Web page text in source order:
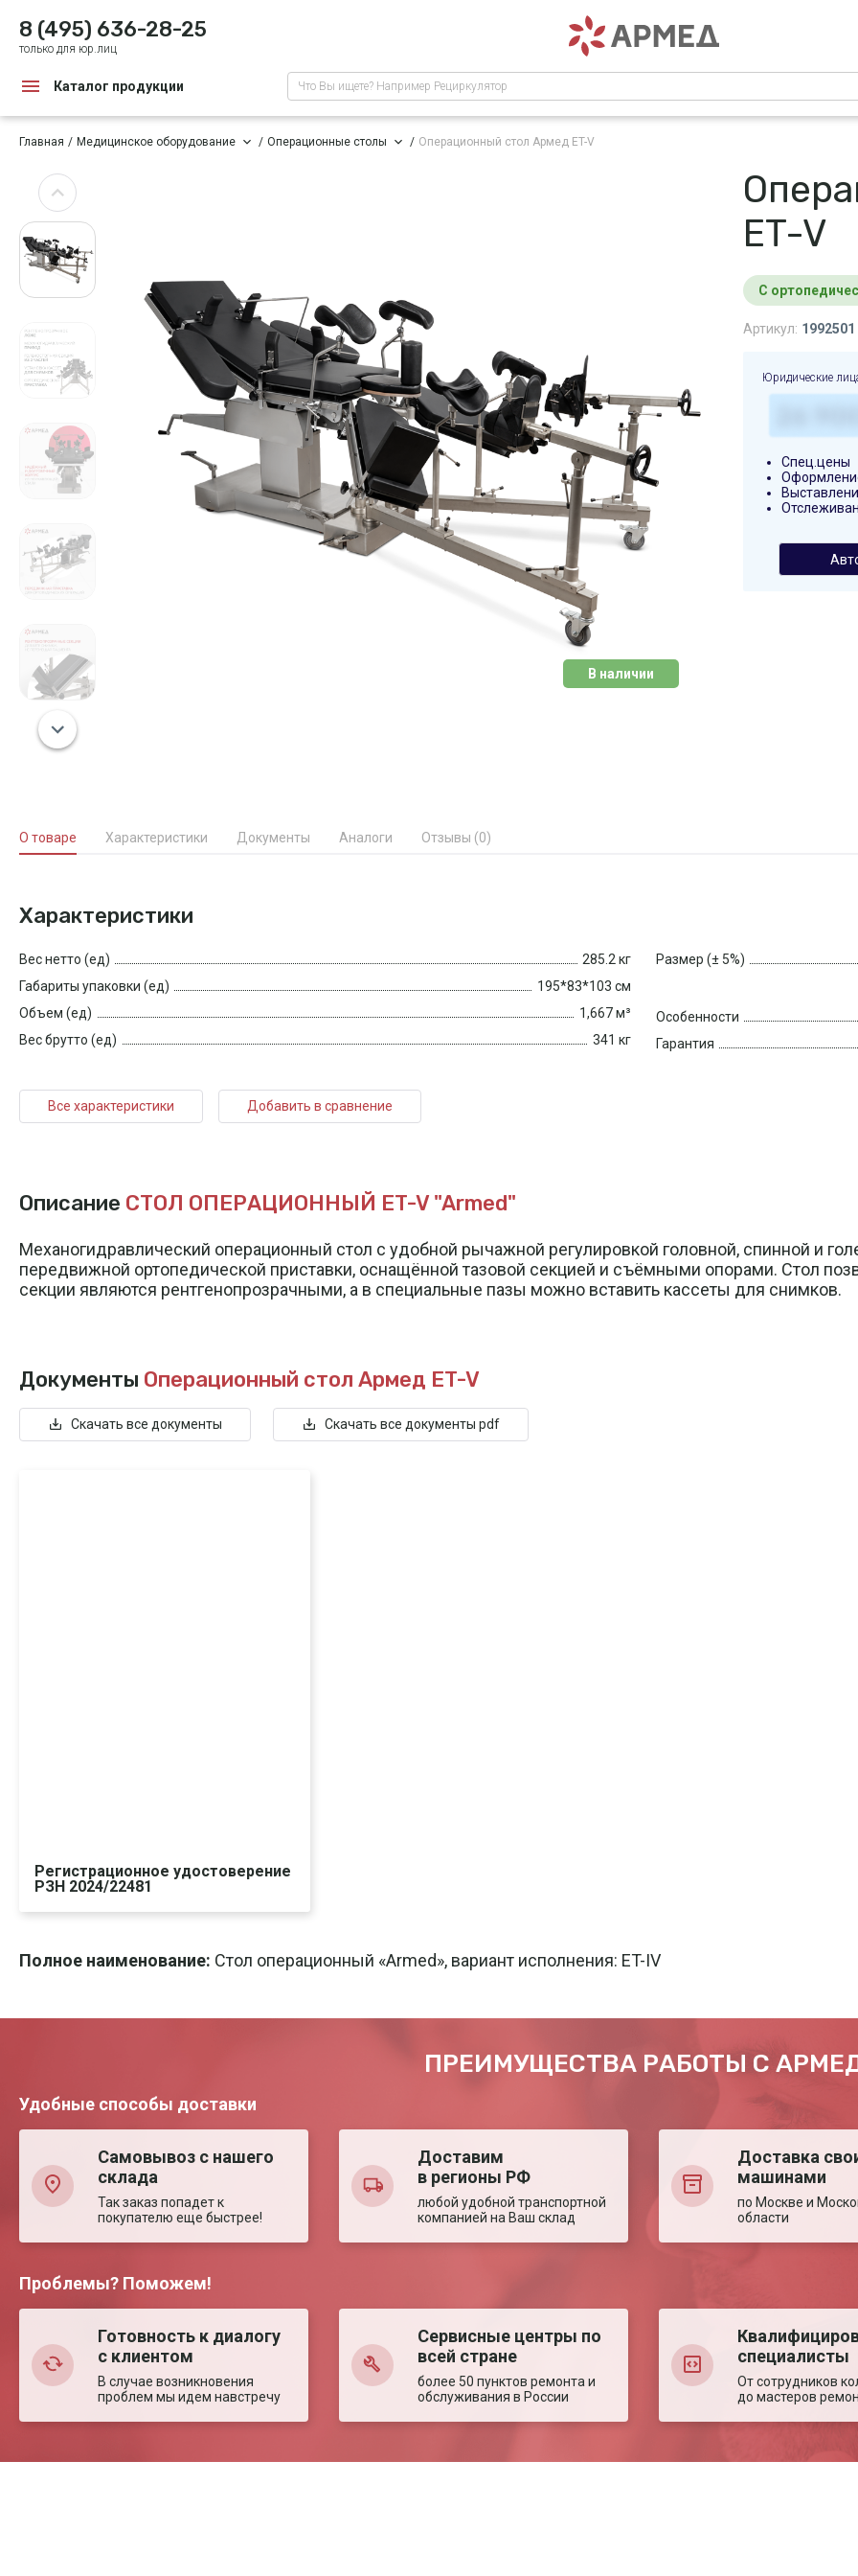
8 (495) 636-28-25
только для юр.лиц
Каталог продукции Что Вы ищете? Например Рециркулятор
Главная Медицинское оборудование Операционные столы Операционный стол Армед ET-V
В наличии
ET-V
С
Артикул: 1992501
Юридические
Спец.цены
О товаре Характеристики Документы Аналоги Отзывы (0)
Характеристики
Вес нетто (ед)
285.2 кг
Габариты упаковки (ед)
195*83*103 см
Объем (ед)
1,667 м³
Вес брутто (ед)
341 кг
Размер (± 5%)
Особенности
Гарантия
Все характеристики Добавить в сравнение
Описание СТОЛ ОПЕРАЦИОННЫЙ ET-V "Armed"
Механогидравлический операционный стол с удобной рычажной регулировкой головной, спинной и
передвижной ортопедической приставки, оснащённой тазовой секцией и съёмными опорами. Стол
секции являются рентгенопрозрачными, а в специальные пазы можно вставить кассеты для снимков.
Документы Операционный стол Армед ET-V
Скачать все документы Скачать все документы pdf
Регистрационное удостоверение
РЗН 2024/22481
Полное наименование: Стол операционный «Armed», вариант исполнения: ET-IV
ПРЕИМУЩЕСТВА РАБОТЫ С
Удобные способы доставки
Самовывоз с нашего
склада
Так заказ попадет к
покупателю еще быстрее!
Доставим
в регионы РФ
любой удобной транспортной
компанией на Ваш склад
Доставка
машинами
по Москве и
области
Проблемы? Поможем!
Готовность к диалогу
с клиентом
В случае возникновения
проблем мы идем навстречу
Сервисные центры по
всей стране
более 50 пунктов ремонта и
обслуживания в России
специалисты
От сотрудников
до мастеров